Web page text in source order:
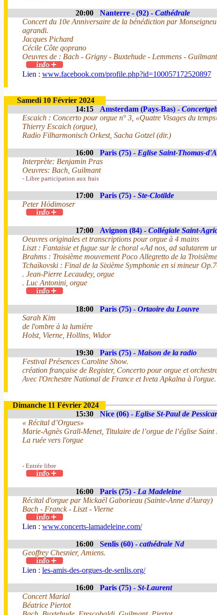
20:00 Nanterre - (92) - Cathédrale
Concert du 10e Anniversaire de la bénédiction par
agrandi.
Jacques Pichard
Cécile Côte qoprano
Oeuvres de : Bach - Grigny - Buxtehude - Lemmens -
Lien : www.facebook.com/profile.php?id=100057172520897
Samedi 10 Février 2024
14:15
Amsterdam (Pays-Bas) -
Escaich : Concerto pour orgue n° 3, «Quatre Visages du
Thierry Escaich (orgue),
Radio Filharmonisch Orkest, Sacha Gotzel (dir.)
16:00 Paris (75) - Eglise Saint-Thomas-
Interprète: Benjamin Pras
Oeuvres: Bach, Guilmant
- Libre participation aux frais
17:00 Paris (75) - Ste-Clotilde
Peter Hödimoser
17:00 Avignon (84) - Collégiale Saint-
Oeuvres originales et transcriptions pour orgue à 4 mains
Liszt : Fantaisie et fugue sur le choral «Ad nos, ad salutarem
Brahms : Troisième mouvement Poco Allegretto de la
Tchaïkovski : Final de la Sixième Symphonie en si mineur
. Jean-Pierre Lecaudey, orgue
. Luc Antonini, orgue
18:00 Paris (75) - Ortaoire du Louvre
Sarah Kim
de l'ombre à la lumière
Holst, Vierne, Hollins, Widor
19:30 Paris (75) - Maison de la radio
Festival Présences Caroline Show.
création française de Register, Concerto pour orgue et
Avec l'Orchestre National de France et Iveta Apkalna à l'orgue.
Dimanche 11 Février 2024
15:30
Nice (06) - Eglise St-Paul de
« Récital d’Orgues»
Marie-Agnès Grall-Menet, Titulaire de l’orgue de l’église
La ruée vers l'orgue
- Entrée libre
16:00 Paris (75) - La Madeleine
Récital d'orgue par Mickaël Gaborieau (Sainte-Anne d'Auray)
Bach - Franck - Liszt - Vierne
Lien : www.concerts-lamadeleine.com/
16:00 Senlis (60) - cathédrale Nd
Geoffrey Chesnier, Amiens.
Lien : les-amis-des-orgues-de-senlis.org/
16:00 Paris (75) - St-Laurent
Concert Marial
Béatrice Piertot